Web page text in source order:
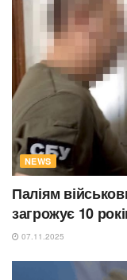
NEWS
Паліям
загрожує 10
07.11.2025